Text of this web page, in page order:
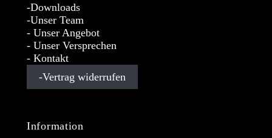
Downloads
Unser Team
Unser Angebot
Unser Versprechen
Kontakt
Vertrag widerrufen
Information